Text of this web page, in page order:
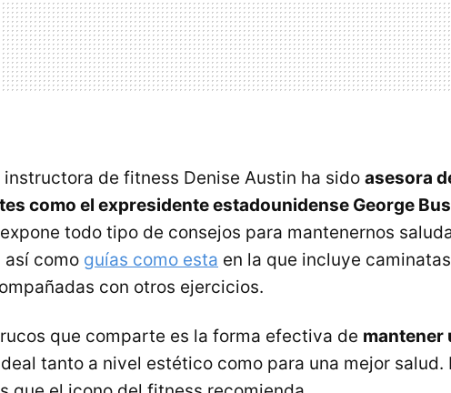
de fitness Denise Austin ha sido asesora
como el expresidente estadounidense George
expone todo tipo de consejos para mantenernos
como guías como esta en la que incluye
con otros ejercicios.
que comparte es la forma efectiva de mantener
tanto a nivel estético como para una mejor salud.